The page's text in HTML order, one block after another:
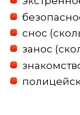
снос
занос